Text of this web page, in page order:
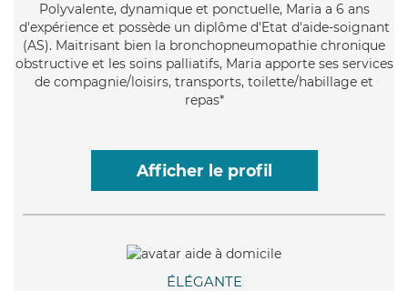
Polyvalente, dynamique et ponctuelle, Maria a 6 ans
d'expérience et possède un diplôme d'Etat d'aide-soignant
(AS). Maitrisant bien la bronchopneumopathie chronique
obstructive et les soins palliatifs, Maria apporte ses services
de compagnie/loisirs, transports, toilette/habillage et
repas*
Afficher le profil
ÉLÉGANTE